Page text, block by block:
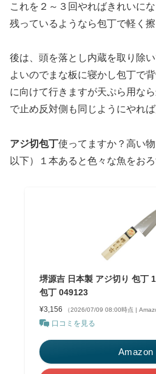
これを２～３回やればきれいに
残っているようなら包丁で軽く
後は、頭を落とし内蔵を取り除
よいのでまな板に寝かし包丁で
に向けて行きますが天ぷら用な
で止め反対側も同じようにやれ
アジ切包丁使ってますか？高い
以下）１本あると色々な魚をおろ
堺源吉 日本製 アジ切り 包丁
包丁 049123
¥3,156 （2026/07/09 08:00時点 |
口コミを見る
Amazon